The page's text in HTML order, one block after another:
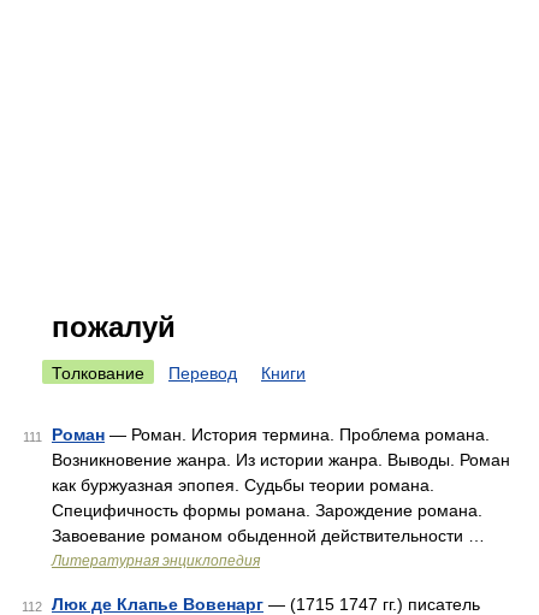
пожалуй
Толкование Перевод Книги
111 Роман — Роман. История термина. Проблема романа.
Возникновение жанра. Из истории жанра. Выводы. Роман
как буржуазная эпопея. Судьбы теории романа.
Специфичность формы романа. Зарождение романа.
Завоевание романом обыденной действительности …
Литературная энциклопедия
112 Люк де Клапье Вовенарг — (1715 1747 гг.) писатель